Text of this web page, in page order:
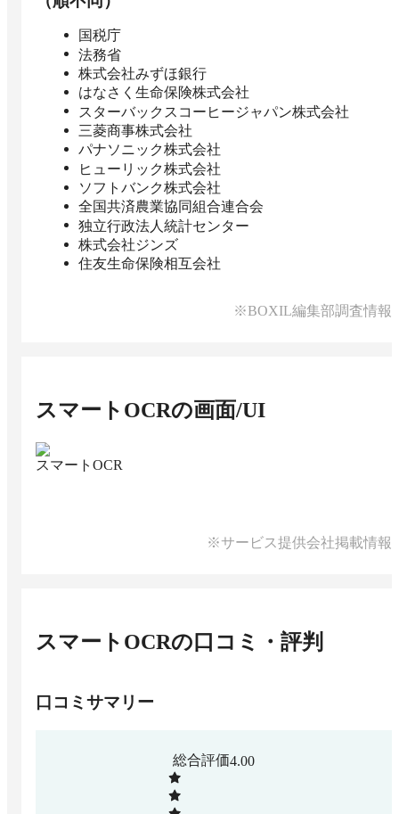
国税庁
法務省
株式会社みずほ銀行
はなさく生命保険株式会社
スターバックスコーヒージャパン株式会社
三菱商事株式会社
パナソニック株式会社
ヒューリック株式会社
ソフトバンク株式会社
全国共済農業協同組合連合会
独立行政法人統計センター
株式会社ジンズ
住友生命保険相互会社
※BOXIL編集部調査情報
スマートOCRの画面/UI
スマートOCR
※サービス提供会社掲載情報
スマートOCRの口コミ・評判
口コミサマリー
総合評価4.00